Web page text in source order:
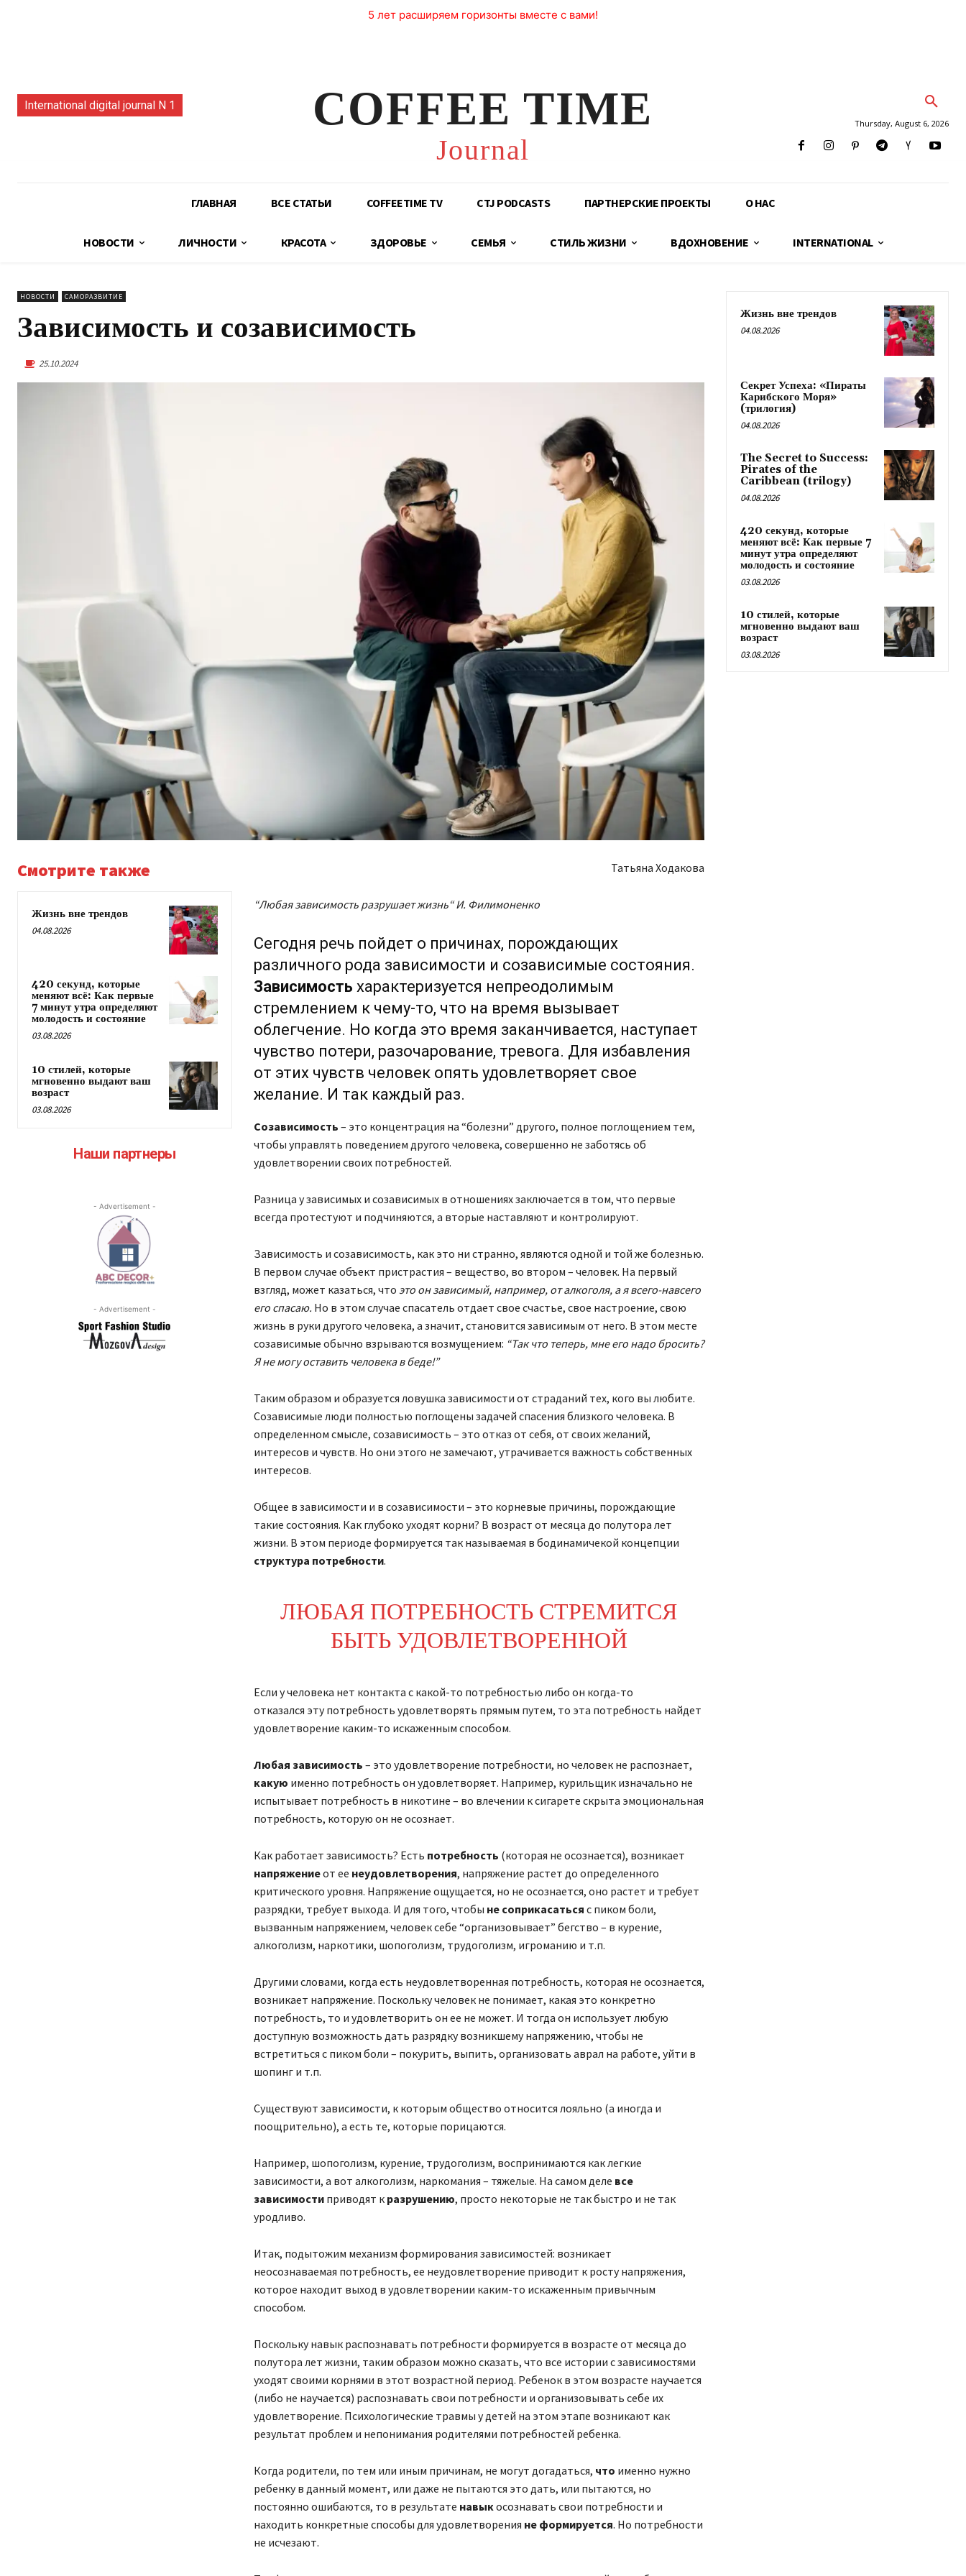
5 лет расширяем горизонты вместе с вами!
International digital journal N 1 COFFEE TIME
Journal
Thursday, August 6, 2026
ГЛАВНАЯ ВСЕ СТАТЬИ COFFEETIME TV CTJ PODCASTS ПАРТНЕРСКИЕ ПРОЕКТЫ О НАС
НОВОСТИ ЛИЧНОСТИ КРАСОТА ЗДОРОВЬЕ СЕМЬЯ СТИЛЬ ЖИЗНИ ВДОХНОВЕНИЕ INTERNATIONAL
НОВОСТИ САМОРАЗВИТИЕ
Зависимость и созависимость
25.10.2024
Смотрите также
Жизнь вне трендов
04.08.2026
420 секунд, которые
меняют всё: Как первые
7 минут утра определяют
молодость и состояние
03.08.2026
10 стилей, которые
мгновенно выдают ваш
возраст
03.08.2026
Наши партнеры
- Advertisement -
- Advertisement -
Татьяна Ходакова
“Любая зависимость разрушает жизнь“ И. Филимоненко
Сегодня речь пойдет о причинах, порождающих
различного рода зависимости и созависимые состояния.
Зависимость характеризуется непреодолимым
стремлением к чему-то, что на время вызывает
облегчение. Но когда это время заканчивается, наступает
чувство потери, разочарование, тревога. Для избавления
от этих чувств человек опять удовлетворяет свое
желание. И так каждый раз.
Созависимость – это концентрация на “болезни” другого, полное поглощением тем,
чтобы управлять поведением другого человека, совершенно не заботясь об
удовлетворении своих потребностей.
Разница у зависимых и созависимых в отношениях заключается в том, что первые
всегда протестуют и подчиняются, а вторые наставляют и контролируют.
Зависимость и созависимость, как это ни странно, являются одной и той же болезнью.
В первом случае объект пристрастия – вещество, во втором – человек. На первый
взгляд, может казаться, что это он зависимый, например, от алкоголя, а я всего-навсего
его спасаю. Но в этом случае спасатель отдает свое счастье, свое настроение, свою
жизнь в руки другого человека, а значит, становится зависимым от него. В этом месте
созависимые обычно взрываются возмущением: “Так что теперь, мне его надо бросить?
Я не могу оставить человека в беде!”
Таким образом и образуется ловушка зависимости от страданий тех, кого вы любите.
Созависимые люди полностью поглощены задачей спасения близкого человека. В
определенном смысле, созависимость – это отказ от себя, от своих желаний,
интересов и чувств. Но они этого не замечают, утрачивается важность собственных
интересов.
Общее в зависимости и в созависимости – это корневые причины, порождающие
такие состояния. Как глубоко уходят корни? В возраст от месяца до полутора лет
жизни. В этом периоде формируется так называемая в бодинамичекой концепции
структура потребности.
ЛЮБАЯ ПОТРЕБНОСТЬ СТРЕМИТСЯ
БЫТЬ УДОВЛЕТВОРЕННОЙ
Если у человека нет контакта с какой-то потребностью либо он когда-то
отказался эту потребность удовлетворять прямым путем, то эта потребность найдет
удовлетворение каким-то искаженным способом.
Любая зависимость – это удовлетворение потребности, но человек не распознает,
какую именно потребность он удовлетворяет. Например, курильщик изначально не
испытывает потребность в никотине – во влечении к сигарете скрыта эмоциональная
потребность, которую он не осознает.
Как работает зависимость? Есть потребность (которая не осознается), возникает
напряжениеот ее неудовлетворения, напряжение растет до определенного
критического уровня. Напряжение ощущается, но не осознается, оно растет и требует
разрядки, требует выхода. И для того, чтобы не соприкасаться с пиком боли,
вызванным напряжением, человек себе “организовывает” бегство – в курение,
алкоголизм, наркотики, шопоголизм, трудоголизм, игроманию и т.п.
Другими словами, когда есть неудовлетворенная потребность, которая не осознается,
возникает напряжение. Поскольку человек не понимает, какая это конкретно
потребность, то и удовлетворить он ее не может. И тогда он использует любую
доступную возможность дать разрядку возникшему напряжению, чтобы не
встретиться с пиком боли – покурить, выпить, организовать аврал на работе, уйти в
шопинг и т.п.
Существуют зависимости, к которым общество относится лояльно (а иногда и
поощрительно), а есть те, которые порицаются.
Например, шопоголизм, курение, трудоголизм, воспринимаются как легкие
зависимости, а вот алкоголизм, наркомания – тяжелые. На самом деле все
зависимостиприводят к разрушению, просто некоторые не так быстро и не так
уродливо.
Итак, подытожим механизм формирования зависимостей: возникает
неосознаваемая потребность, ее неудовлетворение приводит к росту напряжения,
которое находит выход в удовлетворении каким-то искаженным привычным
способом.
Поскольку навык распознавать потребности формируется в возрасте от месяца до
полутора лет жизни, таким образом можно сказать, что все истории с зависимостями
уходят своими корнями в этот возрастной период. Ребенок в этом возрасте научается
(либо не научается) распознавать свои потребности и организовывать себе их
удовлетворение. Психологические травмы у детей на этом этапе возникают как
результат проблем и непонимания родителями потребностей ребенка.
Когда родители, по тем или иным причинам, не могут догадаться, что именно нужно
ребенку в данный момент, или даже не пытаются это дать, или пытаются, но
постоянно ошибаются, то в результате навыкосознавать свои потребности и
находить конкретные способы для удовлетворения не формируется. Но потребности
не исчезают.
Жизнь вне трендов
04.08.2026
Секрет Успеха: «Пираты
Карибского Моря»
(трилогия)
04.08.2026
The Secret to Success:
Pirates of the
Caribbean (trilogy)
04.08.2026
420 секунд, которые
меняют всё: Как первые 7
минут утра определяют
молодость и состояние
03.08.2026
10 стилей, которые
мгновенно выдают ваш
возраст
03.08.2026